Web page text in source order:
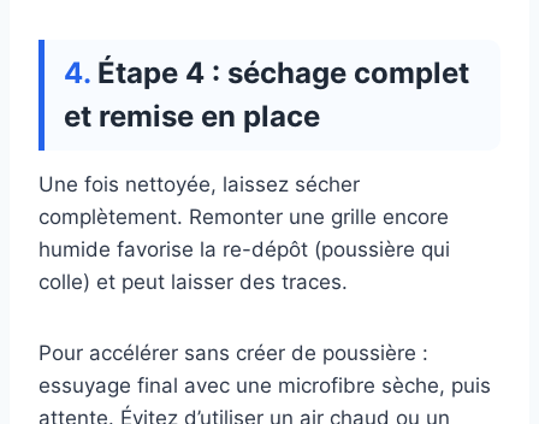
Étape 4 : séchage complet
et remise en place
Une fois nettoyée, laissez sécher
complètement. Remonter une grille encore
humide favorise la re-dépôt (poussière qui
colle) et peut laisser des traces.
Pour accélérer sans créer de poussière :
essuyage final avec une microfibre sèche, puis
attente. Évitez d’utiliser un air chaud ou un